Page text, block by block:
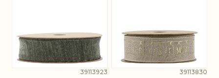
39113923 39113830